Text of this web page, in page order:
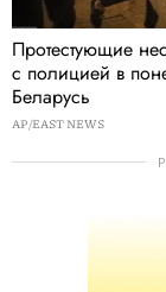
Протестующие
с полицией в
Беларусь
AP/EAST NEWS